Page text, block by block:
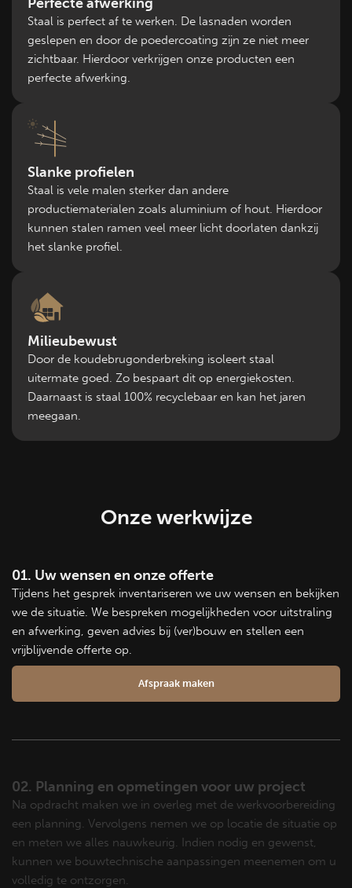
Staal is perfect af te werken. De lasnaden worden
geslepen en door de poedercoating zijn ze niet meer
zichtbaar. Hierdoor verkrijgen onze producten een
perfecte afwerking.
Slanke profielen
Staal is vele malen sterker dan andere
productiematerialen zoals aluminium of hout. Hierdoor
kunnen stalen ramen veel meer licht doorlaten dankzij
het slanke profiel.
Milieubewust
Door de koudebrugonderbreking isoleert staal
uitermate goed. Zo bespaart dit op energiekosten.
Daarnaast is staal 100% recyclebaar en kan het jaren
meegaan.
Onze werkwijze
01. Uw wensen en onze offerte
Tijdens het gesprek inventariseren we uw wensen en bekijken
we de situatie. We bespreken mogelijkheden voor uitstraling
en afwerking, geven advies bij (ver)bouw en stellen een
vrijblijvende offerte op.
Afspraak maken
02. Planning en opmetingen voor uw project
Na opdracht maken we in overleg met de werkvoorbereiding
een planning. Vervolgens nemen we op locatie de situatie op
en meten we alles nauwkeurig. Indien nodig en gewenst,
kunnen we bouwtechnische aanpassingen meenemen om u
volledig te ontzorgen.